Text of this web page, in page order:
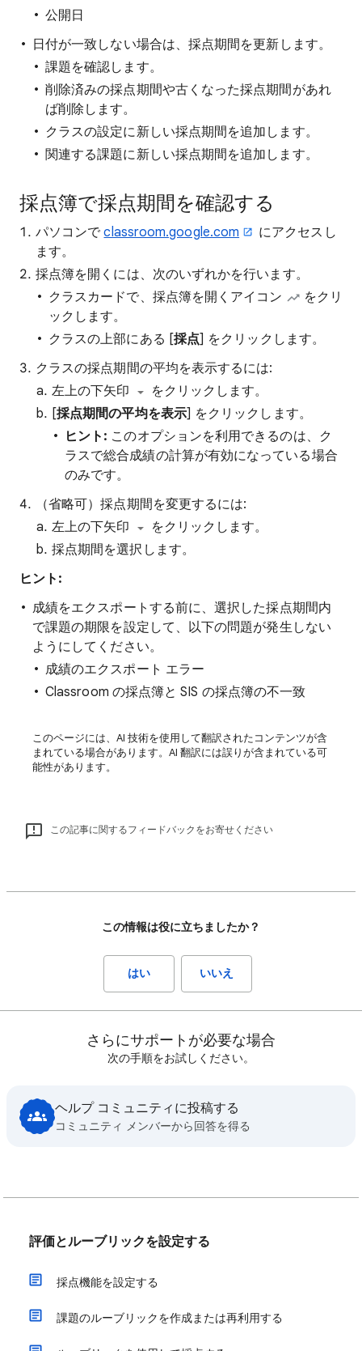
公開日
日付が一致しない場合は、採点期間を更新します。
課題を確認します。
削除済みの採点期間や古くなった採点期間があれ
ば削除します。
クラスの設定に新しい採点期間を追加します。
関連する課題に新しい採点期間を追加します。
採点簿で採点期間を確認する
パソコンでclassroom.google.com
にアクセスし
ます。
採点簿を開くには、次のいずれかを行います。
クラスカードで、採点簿を開くアイコン
をクリ
ックします。
クラスの上部にある [採点] をクリックします。
クラスの採点期間の平均を表示するには:
左上の下矢印
をクリックします。
[採点期間の平均を表示] をクリックします。
ヒント: このオプションを利用できるのは、ク
ラスで総合成績の計算が有効になっている場合
のみです。
（省略可）採点期間を変更するには:
左上の下矢印
をクリックします。
採点期間を選択します。
ヒント:
成績をエクスポートする前に、選択した採点期間内
で課題の期限を設定して、以下の問題が発生しない
ようにしてください。
成績のエクスポート エラー
Classroom の採点簿と SIS の採点簿の不一致
このページには、AI 技術を使用して翻訳されたコンテンツが含
まれている場合があります。AI 翻訳には誤りが含まれている可
能性があります。
この記事に関するフィードバックをお寄せください
この情報は役に立ちましたか？
はい いいえ
さらにサポートが必要な場合
次の手順をお試しください。
ヘルプ コミュニティに投稿する
コミュニティ メンバーから回答を得る
評価とルーブリックを設定する
採点機能を設定する
課題のルーブリックを作成または再利用する